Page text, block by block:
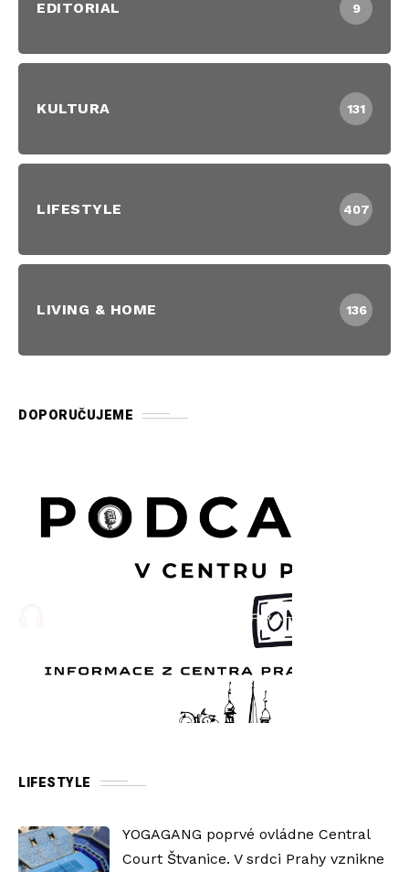
EDITORIAL 9
KULTURA 131
LIFESTYLE 407
LIVING & HOME 136
DOPORUČUJEME
LIFESTYLE
YOGAGANG poprvé ovládne Central
Court Štvanice. V srdci Prahy vznikne